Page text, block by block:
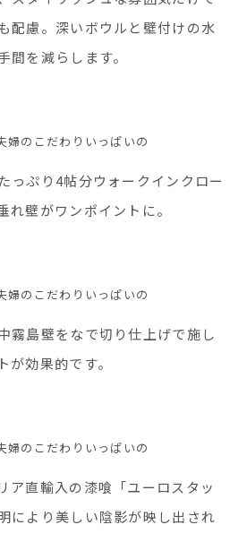
配慮。深いボウルと壁付けの水
間を減らします。
っぷり4帖分ウォークインクロー
れ壁がワンポイントに。
霧島壁をなで切り仕上げで施し
が効果的です。
ア直輸入の漆喰「ユーロスタッ
により美しい陰影が映し出され